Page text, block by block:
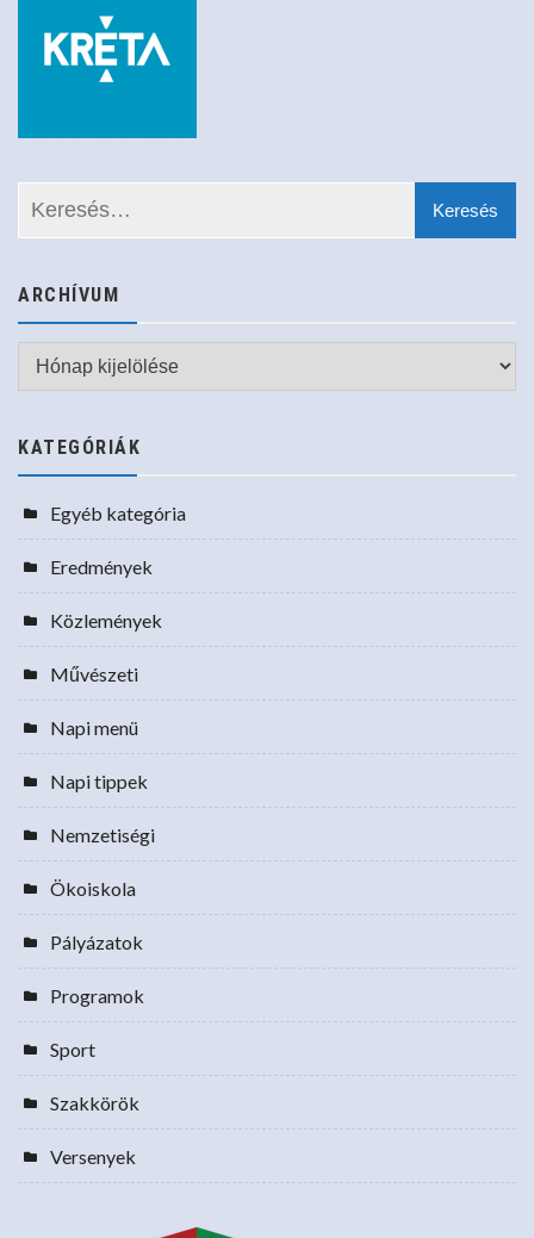
ARCHÍVUM
Archívum
KATEGÓRIÁK
Egyéb kategória
Eredmények
Közlemények
Művészeti
Napi menü
Napi tippek
Nemzetiségi
Ökoiskola
Pályázatok
Programok
Sport
Szakkörök
Versenyek